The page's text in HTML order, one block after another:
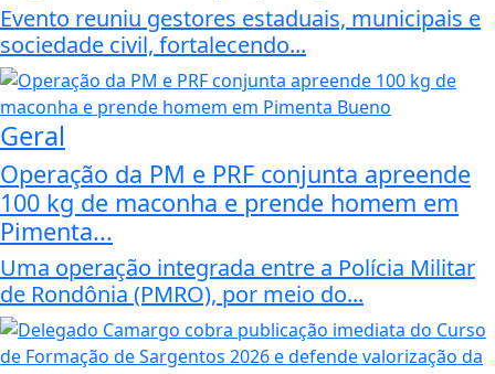
Evento reuniu gestores estaduais, municipais e
sociedade civil, fortalecendo...
Geral
Operação da PM e PRF conjunta apreende
100 kg de maconha e prende homem em
Pimenta...
Uma operação integrada entre a Polícia Militar
de Rondônia (PMRO), por meio do...